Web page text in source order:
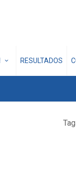
RESULTADOS